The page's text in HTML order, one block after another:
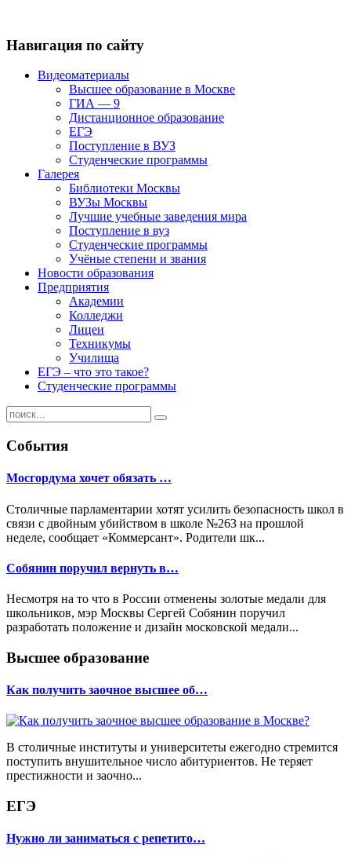
Навигация по сайту
Видеоматериалы
Высшее образование в Москве
ГИА — 9
Дистанционное образование
ЕГЭ
Поступление в ВУЗ
Студенческие программы
Галерея
Библиотеки Москвы
ВУЗы Москвы
Лучшие учебные заведения мира
Поступление в вуз
Студенческие программы
Учёные степени и звания
Новости образования
Предприятия
Академии
Колледжи
Лицеи
Техникумы
Училища
ЕГЭ – что это такое?
Студенческие программы
События
Мосгордума хочет обязать …
Столичные парламентарии хотят усилить безопасность школ в
связи с двойным убийством в школе №263 на прошлой
неделе, сообщает «Коммерсант». Родители шк...
Собянин поручил вернуть в…
Несмотря на то что в России отменены золотые медали для
школьников, мэр Москвы Сергей Собянин поручил
разработать положение и дизайн московской медали...
Высшее образование
Как получить заочное высшее об…
В столичные институты и университеты ежегодно стремится
поступить внушительное число абитуриентов. Не теряет
престижности и заочно...
ЕГЭ
Нужно ли заниматься с репетито…